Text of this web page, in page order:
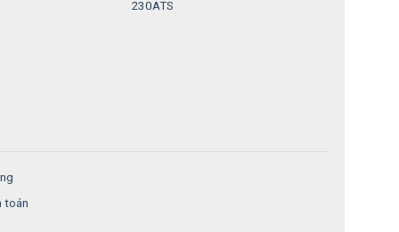
230ATS
toán